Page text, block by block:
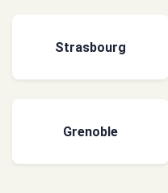
Strasbourg
Grenoble